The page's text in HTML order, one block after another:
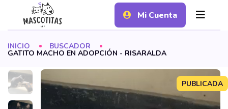
Mi Cuenta
INICIO BUSCADOR
GATITO MACHO EN ADOPCIÓN - RISARALDA
PUBLICADA